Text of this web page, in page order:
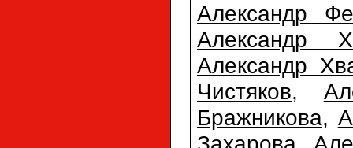
Александр
Александр
Александр
Чистяков,
Бражникова,